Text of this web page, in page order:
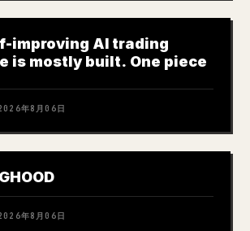
improving AI trading
is mostly built. One piece
年8月06日
年8月06日